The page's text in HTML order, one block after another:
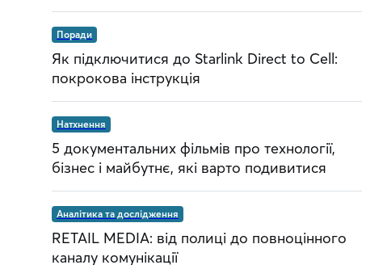
Поради
Як підключитися до Starlink Direct to Cell:
покрокова інструкція
Натхнення
5 документальних фільмів про технології,
бізнес і майбутнє, які варто подивитися
Аналітика та дослідження
RETAIL MEDIA: від полиці до повноцінного
каналу комунікації